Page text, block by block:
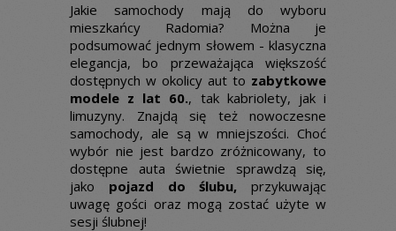
Jakie samochody mają do wyboru
mieszkańcy Radomia? Można je
podsumować jednym słowem - klasyczna
elegancja, bo przeważająca większość
dostępnych w okolicy aut to zabytkowe
modele z lat 60., tak kabriolety, jak i
limuzyny. Znajdą się też nowoczesne
samochody, ale są w mniejszości. Choć
wybór nie jest bardzo zróżnicowany, to
dostępne auta świetnie sprawdzą się,
jako pojazd do ślubu, przykuwając
uwagę gości oraz mogą zostać użyte w
sesji ślubnej!